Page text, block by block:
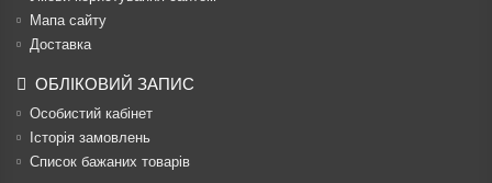
Мапа сайту
Доставка
ОБЛІКОВИЙ ЗАПИС
Особистий кабінет
Історія замовлень
Список бажаних товарів